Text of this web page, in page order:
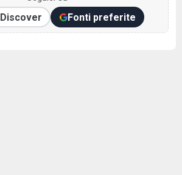
Discover Fonti preferite